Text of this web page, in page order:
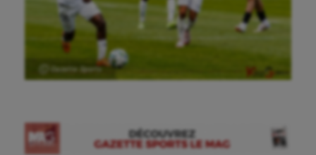
Ⓒ Gazette Sports